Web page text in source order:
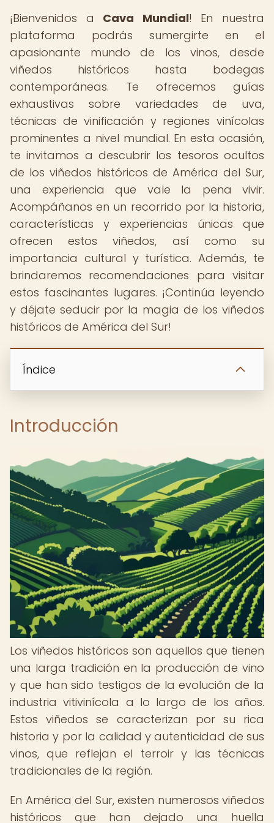
¡Bienvenidos a Cava Mundial! En nuestra
plataforma podrás sumergirte en el
apasionante mundo de los vinos, desde
viñedos históricos hasta bodegas
contemporáneas. Te ofrecemos guías
exhaustivas sobre variedades de uva,
técnicas de vinificación y regiones vinícolas
prominentes a nivel mundial. En esta ocasión,
te invitamos a descubrir los tesoros ocultos
de los viñedos históricos de América del Sur,
una experiencia que vale la pena vivir.
Acompáñanos en un recorrido por la historia,
características y experiencias únicas que
ofrecen estos viñedos, así como su
importancia cultural y turística. Además, te
brindaremos recomendaciones para visitar
estos fascinantes lugares. ¡Continúa leyendo
y déjate seducir por la magia de los viñedos
históricos de América del Sur!
Índice
Introducción
Los viñedos históricos son aquellos que tienen
una larga tradición en la producción de vino
y que han sido testigos de la evolución de la
industria vitivinícola a lo largo de los años.
Estos viñedos se caracterizan por su rica
historia y por la calidad y autenticidad de sus
vinos, que reflejan el terroir y las técnicas
tradicionales de la región.
En América del Sur, existen numerosos viñedos
históricos que han dejado una huella